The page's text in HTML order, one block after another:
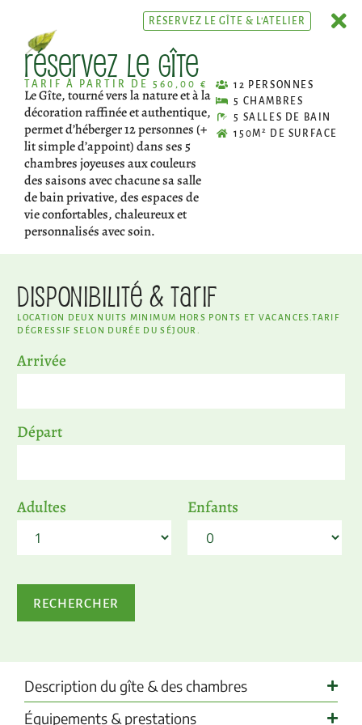
RÉSERVEZ LE GÎTE & L'ATELIER
Réservez le gîte
TARIF À PARTIR DE 560,00 €
Le Gîte, tourné vers la nature et à la
décoration raffinée et authentique,
permet d’héberger 12 personnes (+
lit simple d’appoint) dans ses 5
chambres joyeuses aux couleurs
des saisons avec chacune sa salle
de bain privative, des espaces de
vie confortables, chaleureux et
personnalisés avec soin.
12 PERSONNES
5 CHAMBRES
5 SALLES DE BAIN
150M 2 DE SURFACE
Disponibilité & tarif
LOCATION DEUX NUITS MINIMUM HORS PONTS ET VACANCES.TARIF
DÉGRESSIF SELON DURÉE DU SÉJOUR.
Arrivée
Départ
Adultes Enfants
Description du gîte & des chambres
Équipements & prestations